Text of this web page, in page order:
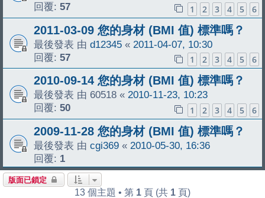
回覆: 57 1 2 3 4 5 6
2011-03-09 您的身材 (BMI 值) 標準嗎？
最後發表 由 d12345 « 2011-04-07, 10:30
回覆: 57 1 2 3 4 5 6
2010-09-14 您的身材 (BMI 值) 標準嗎？
最後發表 由 60518 « 2010-11-23, 10:23
回覆: 50 1 2 3 4 5 6
2009-11-28 您的身材 (BMI 值) 標準嗎？
最後發表 由 cgi369 « 2010-05-30, 16:36
回覆: 1
版面已鎖定
13 個主題 • 第 1 頁 (共 1 頁)